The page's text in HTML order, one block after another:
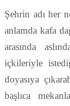
Şehrin adı her
anlamda kafa
arasında
içkileriyle
doyasıya
başlıca